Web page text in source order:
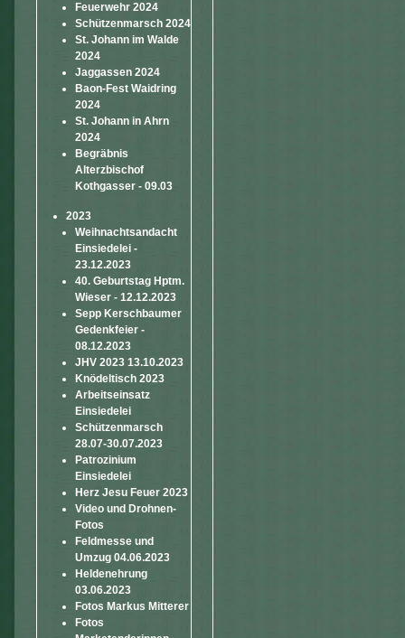
Feuerwehr 2024
Schützenmarsch 2024
St. Johann im Walde
2024
Jaggassen 2024
Baon-Fest Waidring
2024
St. Johann in Ahrn
2024
Begräbnis
Alterzbischof
Kothgasser - 09.03
2023
Weihnachtsandacht
Einsiedelei -
23.12.2023
40. Geburtstag Hptm.
Wieser - 12.12.2023
Sepp Kerschbaumer
Gedenkfeier -
08.12.2023
JHV 2023 13.10.2023
Knödeltisch 2023
Arbeitseinsatz
Einsiedelei
Schützenmarsch
28.07-30.07.2023
Patrozinium
Einsiedelei
Herz Jesu Feuer 2023
Video und Drohnen-
Fotos
Feldmesse und
Umzug 04.06.2023
Heldenehrung
03.06.2023
Fotos Markus Mitterer
Fotos